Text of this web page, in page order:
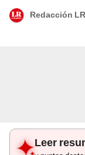
Redacción LR
Leer